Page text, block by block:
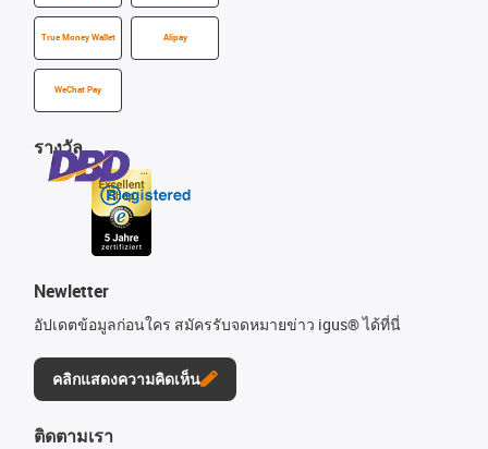
True Money Wallet Alipay
WeChat Pay
รางวัล
Newletter
อัปเดตข้อมูลก่อนใคร สมัครรับจดหมายข่าว igus® ได้ที่นี่
คลิกแสดงความคิดเห็น
ติดตามเรา